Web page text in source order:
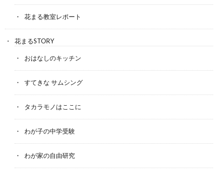
花まる教室レポート
花まるSTORY
おはなしのキッチン
すてきな サムシング
タカラモノはここに
わが子の中学受験
わが家の自由研究